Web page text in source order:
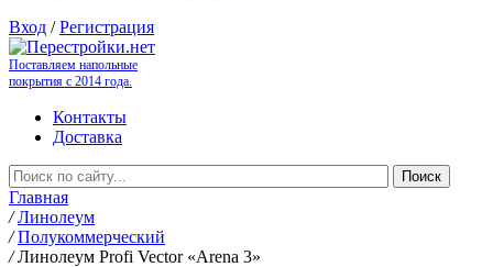
Вход /Регистрация
Поставляем напольные
покрытия с 2014 года.
Контакты
Доставка
Главная
/ Линолеум
/ Полукоммерческий
/ Линолеум Profi Vector «Arena 3»